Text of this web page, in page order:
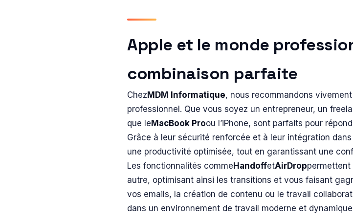
Apple et le monde
combinaison parfaite
ChezMDM Informatique, nous recommandons
professionnel. Que vous soyez un entrepreneur, un
que leMacBook Proou l’iPhone, sont parfaits pour
Grâce à leur sécurité renforcée et à leur intégration
une productivité optimisée, tout en garantissant une
Les fonctionnalités commeHandoffetAirDroppermettent
autre, optimisant ainsi les transitions et vous faisant
vos emails, la création de contenu ou le travail
dans un environnement de travail moderne et